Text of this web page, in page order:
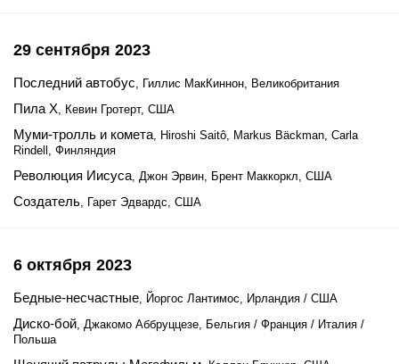
29 сентября 2023
Последний автобус, Гиллис МакКиннон, Великобритания
Пила Х, Кевин Гротерт, США
Муми-тролль и комета, Hiroshi Saitô, Markus Bäckman, Carla
Rindell, Финляндия
Революция Иисуса, Джон Эрвин, Брент Маккоркл, США
Создатель, Гарет Эдвардс, США
6 октября 2023
Бедные-несчастные, Йоргос Лантимос, Ирландия / США
Диско-бой, Джакомо Аббруццезе, Бельгия / Франция / Италия /
Польша